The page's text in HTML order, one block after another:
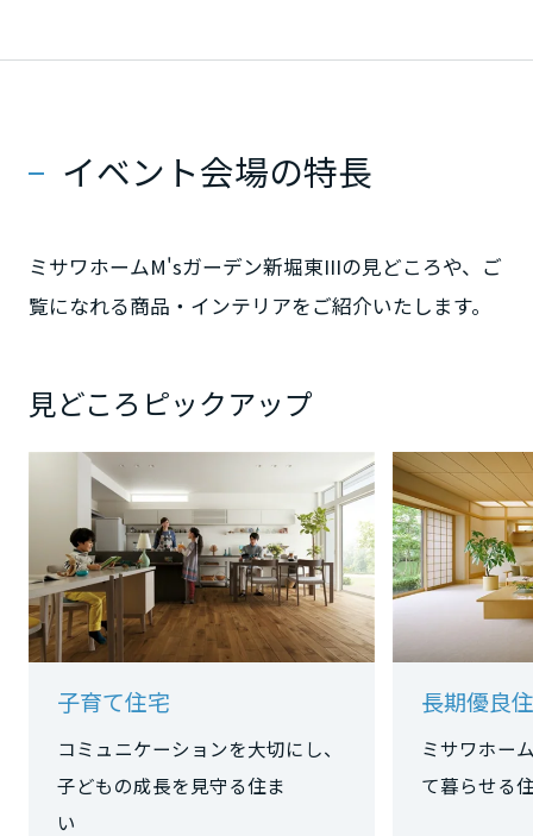
イベント会場の特長
ミサワホームM'sガーデン新堀東IIIの見どころや、ご
覧になれる商品・インテリアをご紹介いたします。
見どころピックアップ
子育て住宅
コミュニケーションを大切にし、
子どもの成長を見守る住ま
い
長期優良
ミサワホー
て暮らせる
三重県
近畿エリア
京都府
大阪府
兵庫県
奈良県
和歌山県